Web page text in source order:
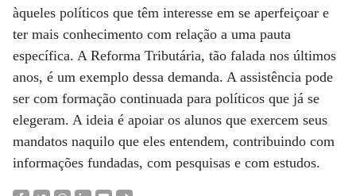
àqueles políticos que têm interesse em se aperfeiçoar e
ter mais conhecimento com relação a uma pauta
específica. A Reforma Tributária, tão falada nos últimos
anos, é um exemplo dessa demanda. A assistência pode
ser com formação continuada para políticos que já se
elegeram. A ideia é apoiar os alunos que exercem seus
mandatos naquilo que eles entendem, contribuindo com
informações fundadas, com pesquisas e com estudos.